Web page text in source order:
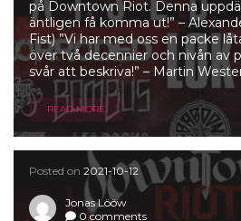
på Downtown Riot. Denna
äntligen få komma ut!” –
Fist) ”Vi har med oss en packe
över två decennier och nivån av
svår att beskriva!” – Martin
READ MORE
Posted on 2021-10-12
Jonas Lööw
0 comments